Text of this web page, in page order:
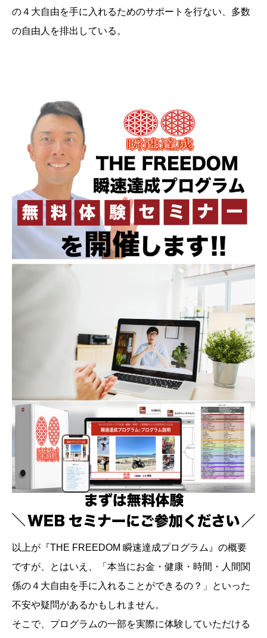
の４大自由を手に入れるためのサポートを行ない、多数
の自由人を排出している。
以上が『THE FREEDOM 瞬速達成プログラム』の概要
ですが、とはいえ、「本当にお金・健康・時間・人間関
係の４大自由を手に入れることができるの？」といった
不安や疑問があるかもしれません。
そこで、プログラムの一部を実際に体験していただける